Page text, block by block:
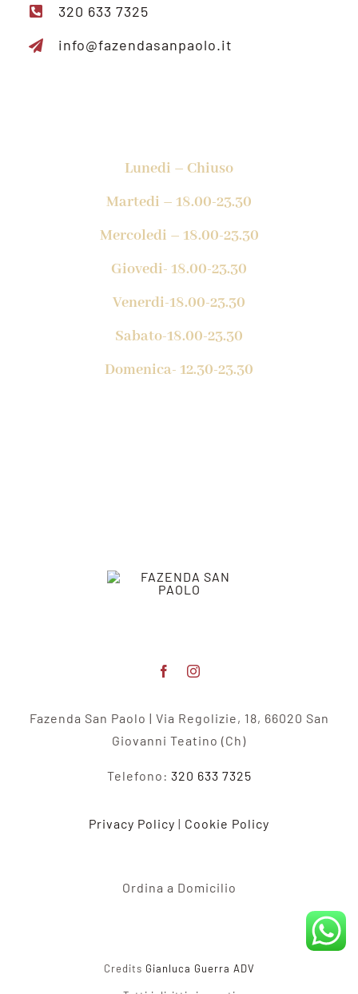
320 633 7325
info@fazendasanpaolo.it
Lunedi – Chiuso
Martedi – 18.00-23.30
Mercoledi – 18.00-23.30
Giovedi- 18.00-23.30
Venerdi-18.00-23.30
Sabato-18.00-23.30
Domenica- 12.30-23.30
Fazenda San Paolo | Via Regolizie, 18, 66020 San
Giovanni Teatino (Ch)
Telefono: 320 633 7325
Privacy Policy | Cookie Policy
Ordina a Domicilio
Credits Gianluca Guerra ADV